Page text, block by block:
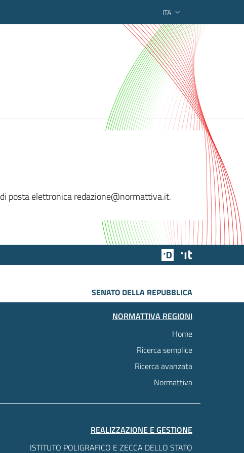
ITA
regionale
posta elettronica redazione@normattiva.it.
Team Digitale
SENATO DELLA REPUBBLICA
NORMATTIVA REGIONI
Home
Ricerca semplice
Ricerca avanzata
Normattiva
REALIZZAZIONE E GESTIONE
ISTITUTO POLIGRAFICO E ZECCA DELLO STATO